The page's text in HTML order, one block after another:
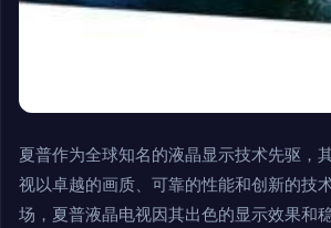
夏普作为全球知名的液晶显示技术先驱，
视以卓越的画质、可靠的性能和创新的技
场，夏普液晶电视因其出色的显示效果和